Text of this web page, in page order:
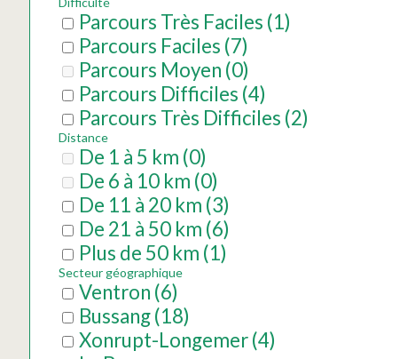
Parcours Très Faciles (1)
Parcours Faciles (7)
Parcours Moyen (0)
Parcours Difficiles (4)
Parcours Très Difficiles (2)
Distance
De 1 à 5 km (0)
De 6 à 10 km (0)
De 11 à 20 km (3)
De 21 à 50 km (6)
Plus de 50 km (1)
Secteur géographique
Ventron (6)
Bussang(18)
Xonrupt-Longemer(4)